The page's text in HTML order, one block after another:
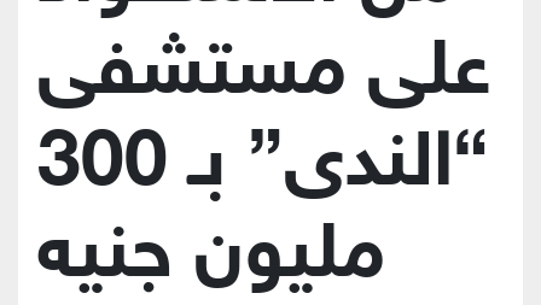
على مستشفى
“الندى” بـ 300
مليون جنيه